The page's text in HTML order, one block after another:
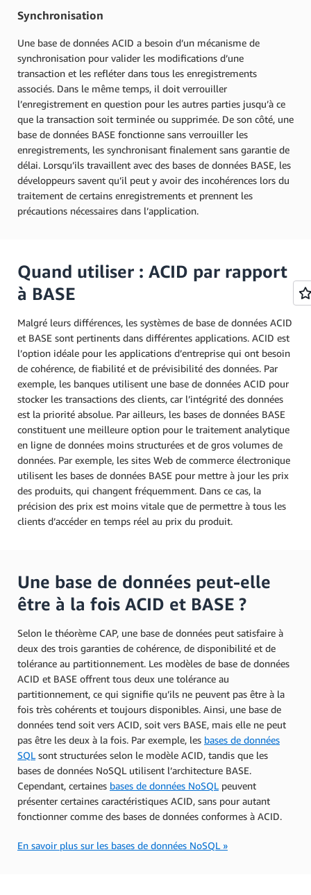
Synchronisation
Une base de données ACID a besoin d’un mécanisme de
synchronisation pour valider les modifications d’une
transaction et les refléter dans tous les enregistrements
associés. Dans le même temps, il doit verrouiller
l’enregistrement en question pour les autres parties jusqu’à ce
que la transaction soit terminée ou supprimée. De son côté, une
base de données BASE fonctionne sans verrouiller les
enregistrements, les synchronisant finalement sans garantie de
délai. Lorsqu’ils travaillent avec des bases de données BASE, les
développeurs savent qu’il peut y avoir des incohérences lors du
traitement de certains enregistrements et prennent les
précautions nécessaires dans l’application.
Quand utiliser : ACID par rapport
à BASE
Malgré leurs différences, les systèmes de base de données ACID
et BASE sont pertinents dans différentes applications. ACID est
l’option idéale pour les applications d’entreprise qui ont besoin
de cohérence, de fiabilité et de prévisibilité des données. Par
exemple, les banques utilisent une base de données ACID pour
stocker les transactions des clients, car l’intégrité des données
est la priorité absolue. Par ailleurs, les bases de données BASE
constituent une meilleure option pour le traitement analytique
en ligne de données moins structurées et de gros volumes de
données. Par exemple, les sites Web de commerce électronique
utilisent les bases de données BASE pour mettre à jour les prix
des produits, qui changent fréquemment. Dans ce cas, la
précision des prix est moins vitale que de permettre à tous les
clients d’accéder en temps réel au prix du produit.
Une base de données peut-elle
être à la fois ACID et BASE ?
Selon le théorème CAP, une base de données peut satisfaire à
deux des trois garanties de cohérence, de disponibilité et de
tolérance au partitionnement. Les modèles de base de données
ACID et BASE offrent tous deux une tolérance au
partitionnement, ce qui signifie qu’ils ne peuvent pas être à la
fois très cohérents et toujours disponibles. Ainsi, une base de
données tend soit vers ACID, soit vers BASE, mais elle ne peut
pas être les deux à la fois. Par exemple, les bases de données
SQL sont structurées selon le modèle ACID, tandis que les
bases de données NoSQL utilisent l’architecture BASE.
Cependant, certaines bases de données NoSQL peuvent
présenter certaines caractéristiques ACID, sans pour autant
fonctionner comme des bases de données conformes à ACID.
En savoir plus sur les bases de données NoSQL »